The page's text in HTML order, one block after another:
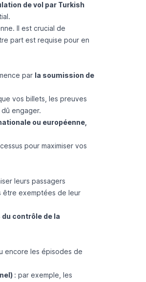
de vol par Turkish
Il est crucial de
part est requise pour en
par la soumission de
vos billets, les preuves
engager.
ou européenne,
pour maximiser vos
leurs passagers
être exemptées de leur
du contrôle de la
encore les épisodes de
: par exemple, les